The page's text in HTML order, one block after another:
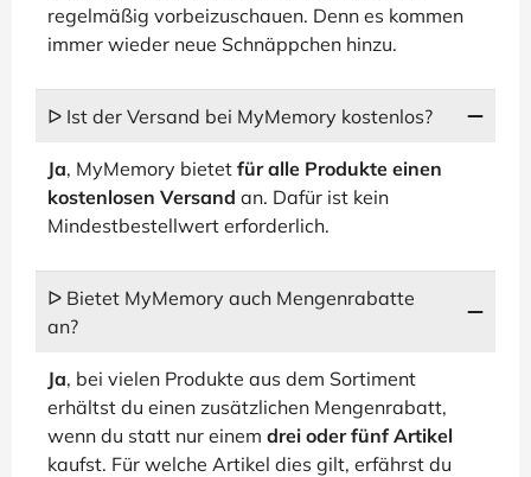
regelmäßig vorbeizuschauen. Denn es kommen
immer wieder neue Schnäppchen hinzu.
ᐅ Ist der Versand bei MyMemory kostenlos?
Ja, MyMemory bietet für alle Produkte einen
kostenlosen Versand an. Dafür ist kein
Mindestbestellwert erforderlich.
ᐅ Bietet MyMemory auch Mengenrabatte
an?
Ja, bei vielen Produkte aus dem Sortiment
erhältst du einen zusätzlichen Mengenrabatt,
wenn du statt nur einem drei oder fünf Artikel
kaufst. Für welche Artikel dies gilt, erfährst du